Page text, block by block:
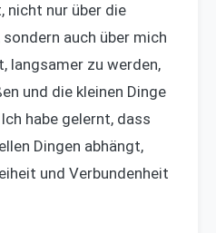
nicht nur über die
auch über mich
langsamer zu werden,
und die kleinen Dinge
habe gelernt, dass
Dingen abhängt,
und Verbundenheit